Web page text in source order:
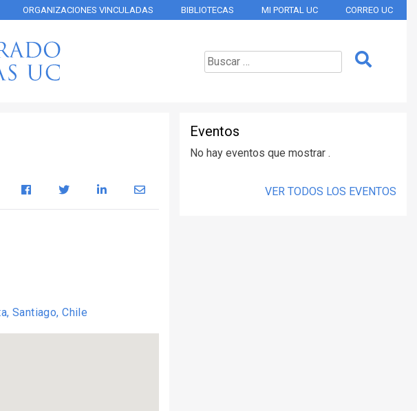
ORGANIZACIONES VINCULADAS BIBLIOTECAS MI PORTAL UC CORREO UC
Santiago, Chile
Eventos
No hay eventos que mostrar .
VER TODOS LOS EVENTOS